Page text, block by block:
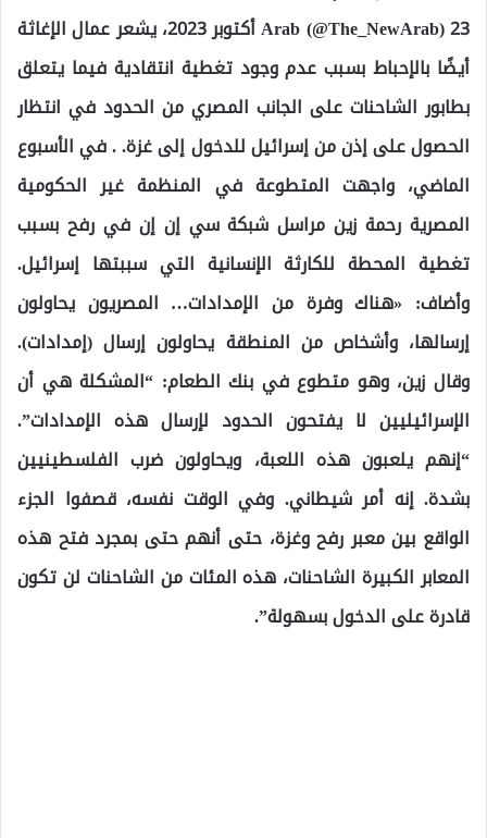
Arab (@The_NewArab) 23 أكتوبر 2023، يشعر عمال الإغاثة
أيضًا بالإحباط بسبب عدم وجود تغطية انتقادية فيما يتعلق
بطابور الشاحنات على الجانب المصري من الحدود في انتظار
الحصول على إذن من إسرائيل للدخول إلى غزة. . في الأسبوع
الماضي، واجهت المتطوعة في المنظمة غير الحكومية
المصرية رحمة زين مراسل شبكة سي إن إن في رفح بسبب
تغطية المحطة للكارثة الإنسانية التي سببتها إسرائيل.
وأضاف: «هناك وفرة من الإمدادات… المصريون يحاولون
إرسالها، وأشخاص من المنطقة يحاولون إرسال (إمدادات).
وقال زين، وهو متطوع في بنك الطعام: “المشكلة هي أن
الإسرائيليين لا يفتحون الحدود لإرسال هذه الإمدادات”.
“إنهم يلعبون هذه اللعبة، ويحاولون ضرب الفلسطينيين
بشدة. إنه أمر شيطاني. وفي الوقت نفسه، قصفوا الجزء
الواقع بين معبر رفح وغزة، حتى أنهم حتى بمجرد فتح هذه
المعابر الكبيرة الشاحنات، هذه المئات من الشاحنات لن تكون
قادرة على الدخول بسهولة”.